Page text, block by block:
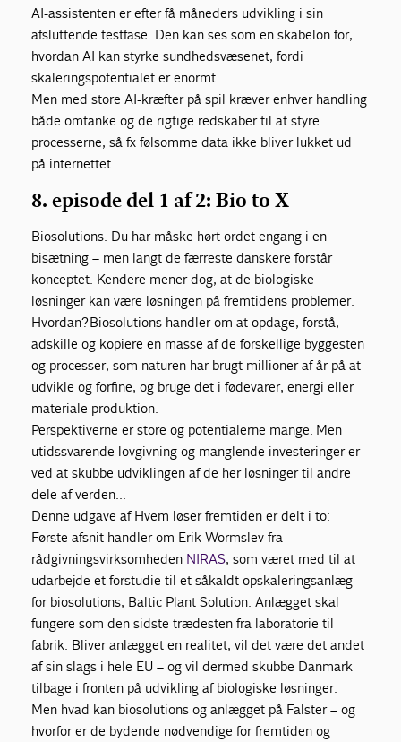
AI-assistenten er efter få måneders udvikling i sin
afsluttende testfase. Den kan ses som en skabelon for,
hvordan AI kan styrke sundhedsvæsenet, fordi
skaleringspotentialet er enormt.
Men med store AI-kræfter på spil kræver enhver handling
både omtanke og de rigtige redskaber til at styre
processerne, så fx følsomme data ikke bliver lukket ud
på internettet.
8. episode del 1 af 2: Bio to X
Biosolutions. Du har måske hørt ordet engang i en
bisætning – men langt de færreste danskere forstår
konceptet. Kendere mener dog, at de biologiske
løsninger kan være løsningen på fremtidens problemer.
Hvordan? Biosolutions handler om at opdage, forstå,
adskille og kopiere en masse af de forskellige byggesten
og processer, som naturen har brugt millioner af år på at
udvikle og forfine, og bruge det i fødevarer, energi eller
materiale produktion.
Perspektiverne er store og potentialerne mange. Men
utidssvarende lovgivning og manglende investeringer er
ved at skubbe udviklingen af de her løsninger til andre
dele af verden…
Denne udgave af Hvem løser fremtiden er delt i to:
Første afsnit handler om Erik Wormslev fra
rådgivningsvirksomheden NIRAS, som været med til at
udarbejde et forstudie til et såkaldt opskaleringsanlæg
for biosolutions, Baltic Plant Solution. Anlægget skal
fungere som den sidste trædesten fra laboratorie til
fabrik. Bliver anlægget en realitet, vil det være det andet
af sin slags i hele EU – og vil dermed skubbe Danmark
tilbage i fronten på udvikling af biologiske løsninger.
Men hvad kan biosolutions og anlægget på Falster – og
hvorfor er de bydende nødvendige for fremtiden og